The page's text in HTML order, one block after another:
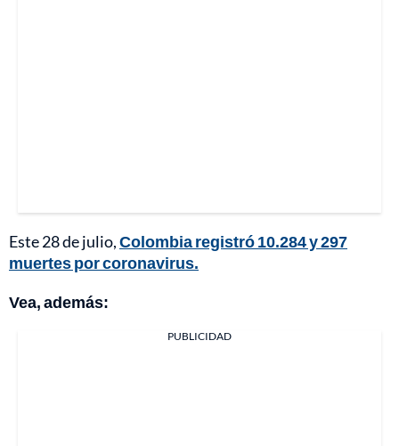
Este 28 de julio,Colombia registró 10.284 y 297
muertes por coronavirus.
Vea, además:
PUBLICIDAD